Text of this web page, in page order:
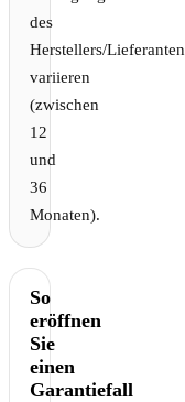
des
Herstellers/Lieferanten
variieren
(zwischen
12
und
36
Monaten).
So
eröffnen
Sie
einen
Garantiefall